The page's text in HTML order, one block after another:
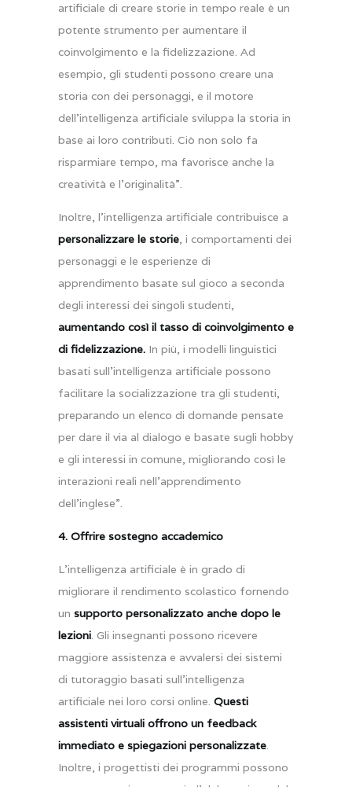
artificiale di creare storie in tempo reale è un
potente strumento per aumentare il
coinvolgimento e la fidelizzazione. Ad
esempio, gli studenti possono creare una
storia con dei personaggi, e il motore
dell’intelligenza artificiale sviluppa la storia in
base ai loro contributi. Ciò non solo fa
risparmiare tempo, ma favorisce anche la
creatività e l’originalità”.
Inoltre, l’intelligenza artificiale contribuisce a
personalizzare le storie, i comportamenti dei
personaggi e le esperienze di
apprendimento basate sul gioco a seconda
degli interessi dei singoli studenti,
aumentando così il tasso di coinvolgimento e
di fidelizzazione. In più, i modelli linguistici
basati sull’intelligenza artificiale possono
facilitare la socializzazione tra gli studenti,
preparando un elenco di domande pensate
per dare il via al dialogo e basate sugli hobby
e gli interessi in comune, migliorando così le
interazioni reali nell’apprendimento
dell’inglese”.
4. Offrire sostegno accademico
L’intelligenza artificiale è in grado di
migliorare il rendimento scolastico fornendo
un supporto personalizzato anche dopo le
lezioni. Gli insegnanti possono ricevere
maggiore assistenza e avvalersi dei sistemi
di tutoraggio basati sull’intelligenza
artificiale nei loro corsi online. Questi
assistenti virtuali offrono un feedback
immediato e spiegazioni personalizzate.
Inoltre, i progettisti dei programmi possono